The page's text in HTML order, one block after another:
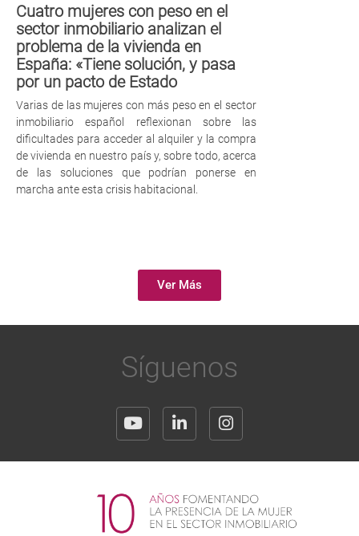
Cuatro mujeres con peso en el
sector inmobiliario analizan el
problema de la vivienda en
España: «Tiene solución, y pasa
por un pacto de Estado
Varias de las mujeres con más peso en el sector
inmobiliario español reflexionan sobre las
dificultades para acceder al alquiler y la compra
de vivienda en nuestro país y, sobre todo, acerca
de las soluciones que podrían ponerse en
marcha ante esta crisis habitacional.
Ver Más
Síguenos